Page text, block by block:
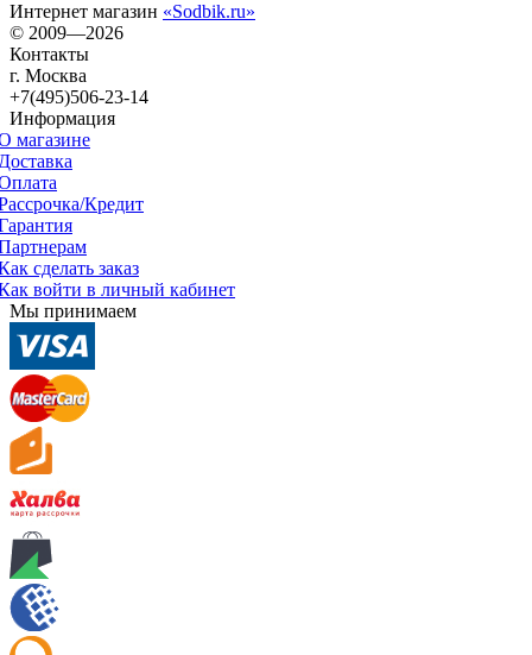
Интернет магазин «Sodbik.ru»
© 2009—2026
Контакты
г. Москва
+7(495)506-23-14
Информация
магазине
Кредит
сделать заказ
войти в личный кабинет
Мы принимаем